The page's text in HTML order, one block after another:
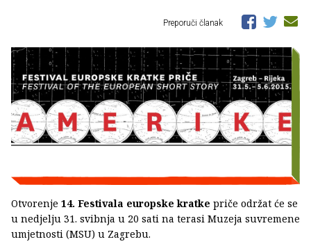
Preporuči članak
Otvorenje 14. Festivala europske kratke priče održat će se
u nedjelju 31. svibnja u 20 sati na terasi Muzeja suvremene
umjetnosti (MSU) u Zagrebu.